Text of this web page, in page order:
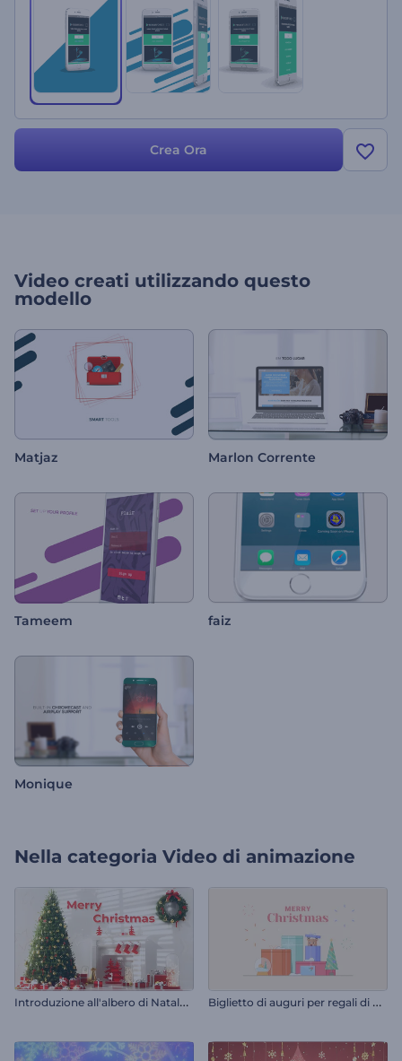
Crea Ora
Video creati utilizzando questo
modello
Matjaz Marlon Corrente
Tameem faiz
Monique
Nella categoria Video di animazione
I
ntroduzione all'albero di Natale decorato B
iglietto di auguri per regali di Natale